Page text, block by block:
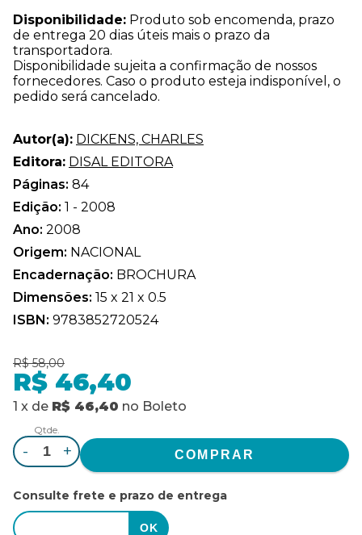
Disponibilidade: Produto sob encomenda, prazo
de entrega 20 dias úteis mais o prazo da
transportadora.
Disponibilidade sujeita a confirmação de nossos
fornecedores. Caso o produto esteja indisponível, o
pedido será cancelado.
Autor(a): DICKENS, CHARLES
Editora: DISAL EDITORA
Páginas: 84
Edição: 1 - 2008
Ano: 2008
Origem: NACIONAL
Encadernação: BROCHURA
Dimensões: 15 x 21 x 0.5
ISBN: 9783852720524
R$ 58,00
R$ 46,40
1 x de R$ 46,40 no Boleto
Qtde.
- +
Consulte frete e prazo de entrega